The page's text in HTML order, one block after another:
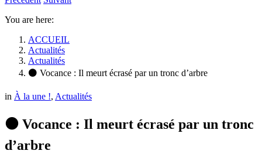
You are here:
ACCUEIL
Actualités
Actualités
⚫ Vocance : Il meurt écrasé par un tronc d’arbre
in À la une !, Actualités
⚫ Vocance : Il meurt écrasé par un tronc
d’arbre